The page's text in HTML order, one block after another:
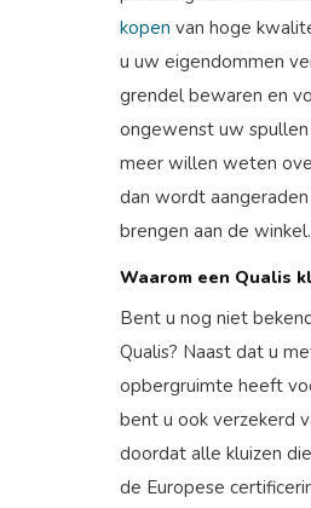
kopen van hoge
u uw eigendommen
grendel bewaren en
ongewenst uw spullen
meer willen weten
dan wordt
brengen aan de winkel.
Waarom een Qualis
Bent u nog niet
Qualis? Naast dat u
opbergruimte heeft
bent u ook verzekerd
doordat alle kluizen
de Europese